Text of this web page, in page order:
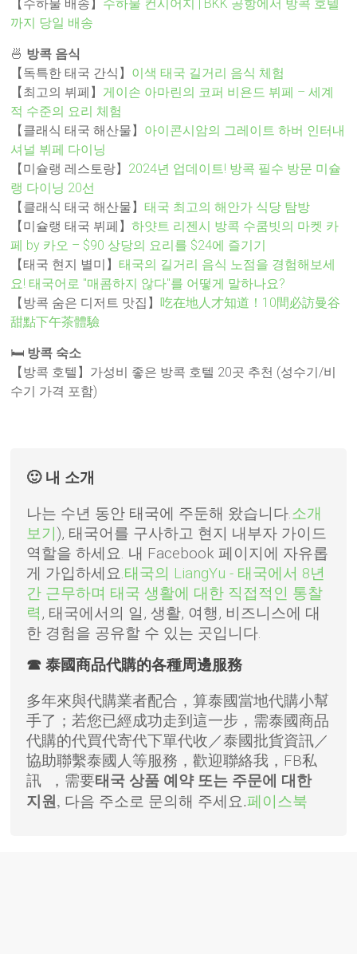
【수하물 배송】 수하물 컨시어지 | BKK 공항에서 방콕 호텔
까지 당일 배송
🍜 방콕 음식
【독특한 태국 간식】 이색 태국 길거리 음식 체험
【최고의 뷔페】 게이손 아마린의 코퍼 비욘드 뷔페 – 세계
적 수준의 요리 체험
【클래식 태국 해산물】 아이콘시암의 그레이트 하버 인터내
셔널 뷔페 다이닝
【미슐랭 레스토랑】 2024년 업데이트! 방콕 필수 방문 미슐
랭 다이닝 20선
【클래식 태국 해산물】태국 최고의 해안가 식당 탐방
【미슐랭 태국 뷔페】하얏트 리젠시 방콕 수쿰빗의 마켓 카
페 by 카오 – $90 상당의 요리를 $24에 즐기기
【태국 현지 별미】태국의 길거리 음식 노점을 경험해보세
요! 태국어로 "매콤하지 않다"를 어떻게 말하나요?
【방콕 숨은 디저트 맛집】吃在地人才知道！10間必訪曼谷
甜點下午茶體驗
🛏️ 방콕 숙소
【방콕 호텔】가성비 좋은 방콕 호텔 20곳 추천 (성수기/비
수기 가격 포함)
🙂 내 소개
나는 수년 동안 태국에 주둔해 왔습니다.소개
보기 ), 태국어를 구사하고 현지 내부자 가이드
역할을 하세요. 내 Facebook 페이지에 자유롭
게 가입하세요.태국의 LiangYu - 태국에서 8년
간 근무하며 태국 생활에 대한 직접적인 통찰
력 , 태국에서의 일, 생활, 여행, 비즈니스에 대
한 경험을 공유할 수 있는 곳입니다.
☎ 泰國商品代購的各種周邊服務
多年來與代購業者配合，算泰國當地代購小幫
手了；若您已經成功走到這一步，需泰國商品
代購的代買代寄代下單代收／泰國批貨資訊／
協助聯繫泰國人等服務，歡迎聯絡我，FB私
訊 ，需要태국 상품 예약 또는 주문에 대한
지원, 다음 주소로 문의해 주세요.페이스북